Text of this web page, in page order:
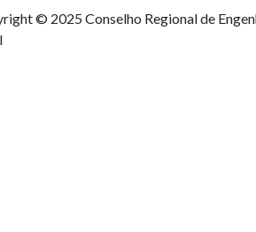
© 2025 Conselho Regional de